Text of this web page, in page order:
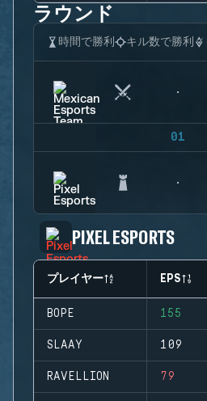
ラウンド
時間で勝利 キル数で勝利
01
PIXEL ESPORTS
プレイヤー EPS
BOPE 155
SLAAY 109
RAVELLION 79